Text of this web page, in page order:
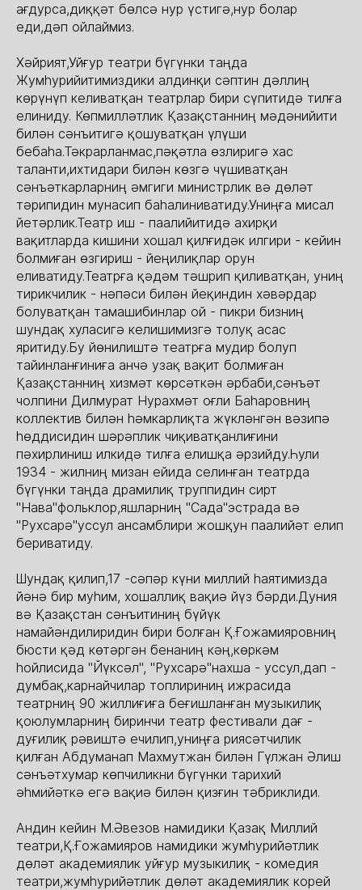
ағдурса,диққәт бөлсә нур үстигә,нур болар
еди,дәп ойлаймиз.
Хәйрият,Уйғур театри бүгүнки таңда
Жумһурийитимиздики алдинқи сәптин дәллиң
көрүнүп келиватқан театрлар бири сүпитидә тилға
елиниду. Көпмилләтлик Қазақстанниң мәдәнийити
билән сәнъитигә қошуватқан үлүши
бебаһа.Тәкрарланмас,пәқәтла өзлиригә хас
таланти,ихтидари билән көзгә чүшиватқан
сәнъәткарларниң әмгиги министрлик вә дөләт
тәрипидин мунасип баһалиниватиду.Униңға мисал
йетәрлик.Театр иш - паалийитидә ахирқи
вақитларда кишини хошал қилғидәк илгири - кейин
болмиған өзгириш - йеңилиқлар орун
еливатиду.Театрға қәдәм тәшрип қиливатқан, униң
тирикчилик - нәпәси билән йеқиндин хәвәрдар
болуватқан тамашибинлар ой - пикри бизниң
шундақ хуласигә келишимизгә толуқ асас
яритиду.Бу йөнилиштә театрға мудир болуп
тайинланғиниға анчә узақ вақит болмиған
Қазақстанниң хизмәт көрсәткән әрбаби,сәнъәт
чолпини Дилмурат Нурахмәт оғли Баһаровниң
коллектив билән һәмкарлиқта жүкләнгән вәзипә
һөддисидин шәрәплик чиқиватқанлиғини
пәхирлиниш илкидә тилға елишқа әрзийду.Һули
1934 - жилниң мизан ейида селинған театрда
бүгүнки таңда драмилиқ труппидин сирт
"Нава"фольклор,яшларниң "Сада"эстрада вә
"Рухсарә"уссул ансамблири жошқун паалийәт елип
бериватиду.
Шундақ қилип,17 -сәпәр күни миллий һаятимизда
йәнә бир муһим, хошаллиқ вақиә йүз бәрди.Дуния
вә Қазақстан сәнъитиниң бүйүк
намайәндилиридин бири болған Қ.Ғожамияровниң
бюсти қәд көтәргән бенаниң кәң,көркәм
һойлисида "Йүксәл", "Рухсарә"нахша - уссул,дап -
думбақ,карнайчилар топлириниң ижрасида
театрниң 90 жиллиғиға беғишланған музыкилиқ
қоюлумларниң биринчи театр фестивали дағ -
дуғилиқ рәвиштә ечилип,униңға риясәтчилик
қилған Абдуманап Махмутжан билән Гүлжан Әлиш
сәнъәтхумар көпчиликни бүгүнки тарихий
әһмийәткә егә вақиә билән қизғин тәбриклиди.
Андин кейин М.Әвезов намидики Қазақ Миллий
театри,Қ.Ғожамияров намидики жумһурийәтлик
дөләт академиялик уйғур музыкилиқ - комедия
театри,жумһурийәтлик дөләт академиялик корей